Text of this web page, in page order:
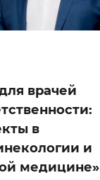
врачей
в
и
медицине»